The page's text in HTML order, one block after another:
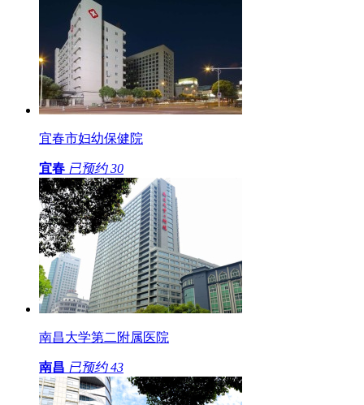
宜春市妇幼保健院
宜春 已预约 30
南昌大学第二附属医院
南昌 已预约 43